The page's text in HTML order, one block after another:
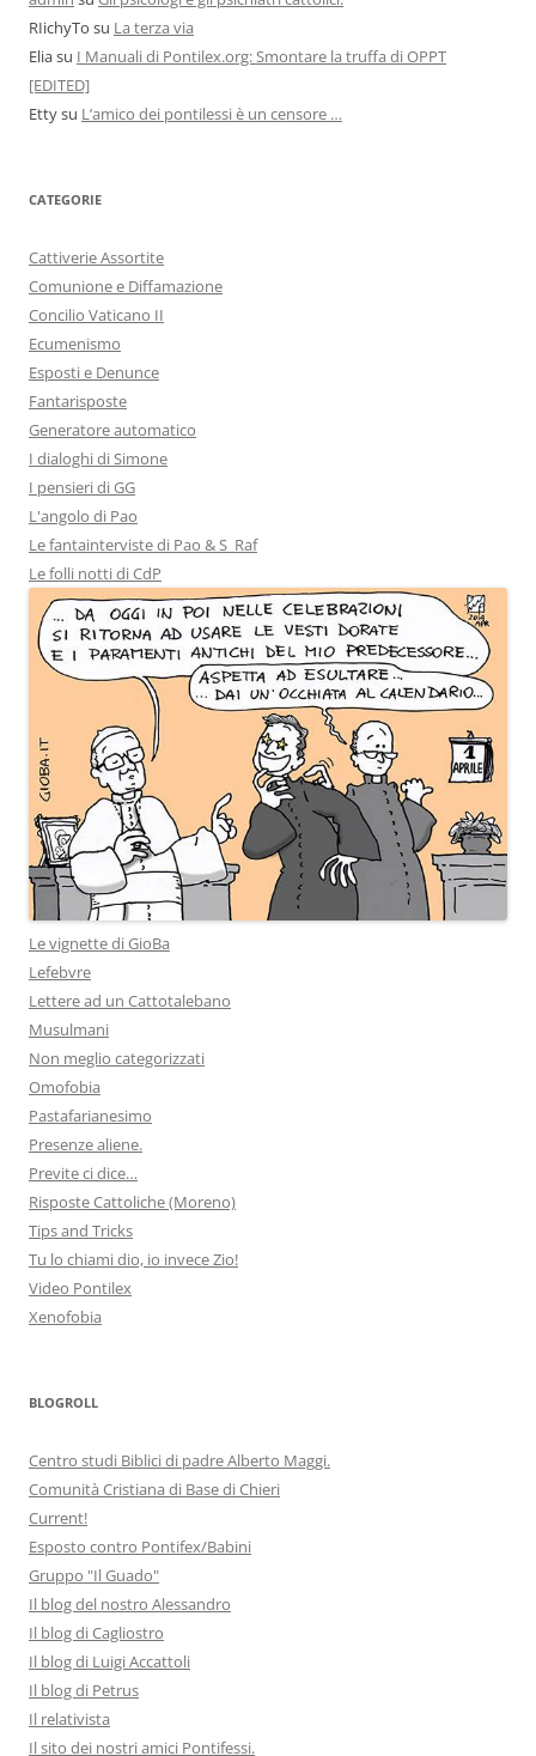
RIichyTo su La terza via
Eliasu I Manuali di Pontilex.org: Smontare la truffa di OPPT
[EDITED]
Ettysu L’amico dei pontilessi è un censore …
CATEGORIE
Cattiverie Assortite
Comunione e Diffamazione
Concilio Vaticano II
Ecumenismo
Esposti e Denunce
Fantarisposte
Generatore automatico
I dialoghi di Simone
I pensieri di GG
L'angolo di Pao
Le fantainterviste di Pao & S_Raf
Le folli notti di CdP
Le vignette di GioBa
Lefebvre
Lettere ad un Cattotalebano
Musulmani
Non meglio categorizzati
Omofobia
Pastafarianesimo
Presenze aliene.
Previte ci dice…
Risposte Cattoliche (Moreno)
Tips and Tricks
Tu lo chiami dio, io invece Zio!
Video Pontilex
Xenofobia
BLOGROLL
Centro studi Biblici di padre Alberto Maggi.
Comunità Cristiana di Base di Chieri
Current!
Esposto contro Pontifex/Babini
Gruppo "Il Guado"
Il blog del nostro Alessandro
Il blog di Cagliostro
Il blog di Luigi Accattoli
Il blog di Petrus
Il relativista
Il sito dei nostri amici Pontifessi.